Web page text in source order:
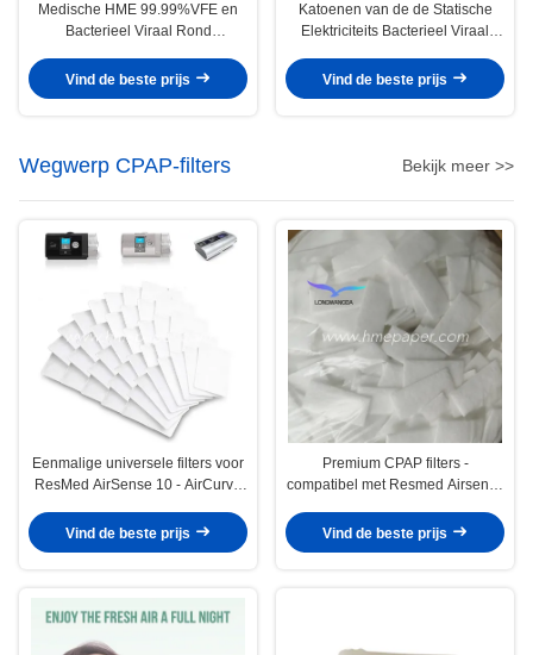
Medische HME 99.99%VFE en
Bacterieel Viraal Rond
Vind de beste prijs
Katoenen van de de Statische
Elektriciteits Bacterieel Viraal
Filtreerpapierhoog rendement
Vind de beste prijs
Wegwerp CPAP-filters Bekijk meer >>
Eenmalige universele filters voor
ResMed AirSense 10 - AirCurve
Vind de beste prijs
Premium CPAP filters -
compatibel met Resmed Airsense
Vind de beste prijs